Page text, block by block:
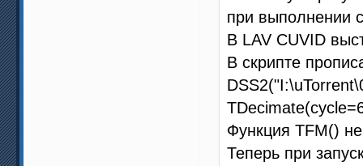
при выполнении
В LAV CUVID
В скрипте
Функция TFM()
Теперь при